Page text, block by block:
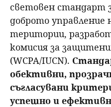
световен стандарт
доброто
територии,
комисия за
(WCPA/IUCN).
обективни,
съгласувани
успешно и